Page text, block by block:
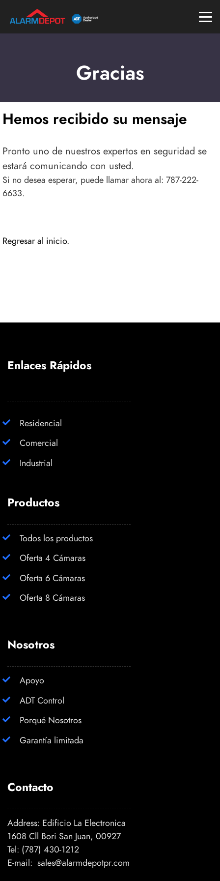
Gracias
Hemos recibido su mensaje
Pronto uno de nuestros expertos en seguridad se
estará comunicando con usted.
Si no desea esperar, puede llamar ahora al: 787-222-
6633.
Regresar al inicio.
Enlaces Rápidos
Residencial
Comercial
Industrial
Productos
Todos los productos
Oferta 4 Cámaras
Oferta 6 Cámaras
Oferta 8 Cámaras
Nosotros
Apoyo
ADT Control
Porqué Nosotros
Garantía limitada
Contacto
Address: Edificio La Electronica
1608 Cll Bori San Juan, 00927
Tel: (787) 430-1212
E-mail: sales@alarmdepotpr.com